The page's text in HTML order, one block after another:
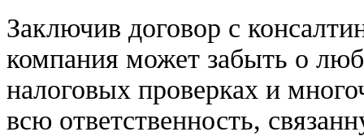
Заключив договор с
компания может забыть о
налоговых проверках и
всю ответственность,